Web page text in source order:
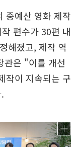
중예산 영화 제작
편수가 30편 내
해졌고, 제작 역
관은 "이를 개선
작이 지속되는 구